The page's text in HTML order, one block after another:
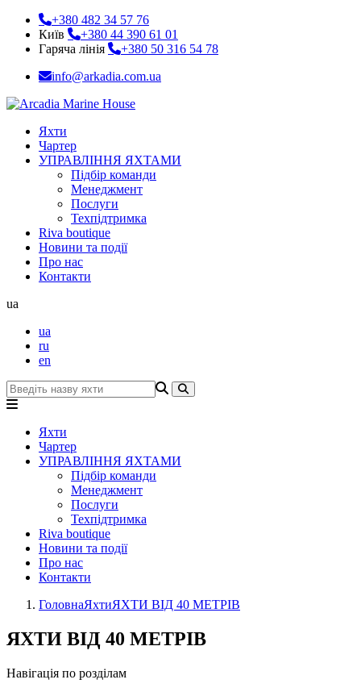
+380 482 34 57 76
Київ
+380 44 390 61 01
Гаряча лінія
+380 50 316 54 78
info@arkadia.com.ua
Яхти
Чартер
УПРАВЛІННЯ ЯХТАМИ
Підбір команди
Менеджмент
Послуги
Техпідтримка
Riva boutique
Новини та події
Про нас
Контакти
ua
ua
ru
en
Яхти
Чартер
УПРАВЛІННЯ ЯХТАМИ
Підбір команди
Менеджмент
Послуги
Техпідтримка
Riva boutique
Новини та події
Про нас
Контакти
ГоловнаЯхтиЯХТИ ВІД 40 МЕТРІВ
ЯХТИ ВІД 40 МЕТРІВ
Навігація по розділам